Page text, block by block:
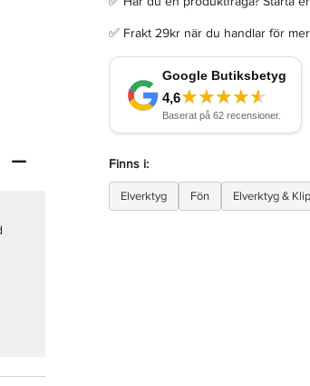
✅ Frakt 29kr när du handlar för
Finns i:
Elverktyg Fön Elverktyg &